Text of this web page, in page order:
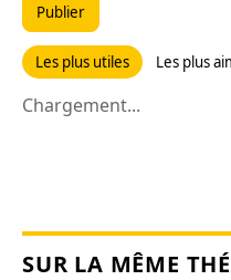
Publier
Les plus utiles Les plus
Chargement...
SUR LA MÊME